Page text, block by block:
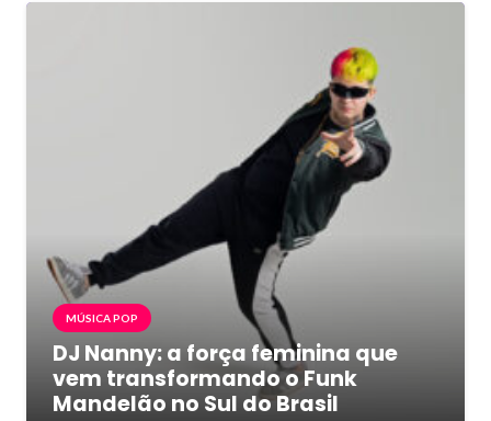
MÚSICA POP
DJ Nanny: a força feminina que
vem transformando o Funk
Mandelão no Sul do Brasil